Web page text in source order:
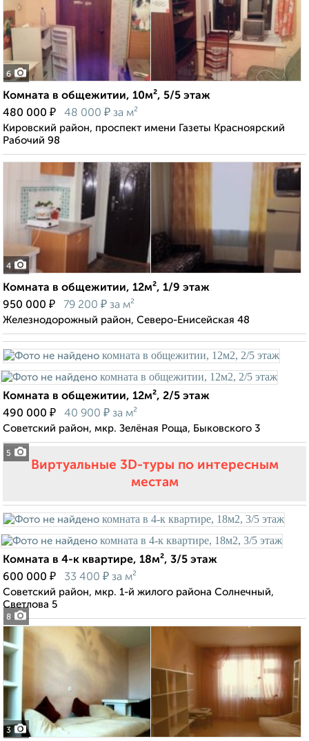
6
Комната в общежитии, 10м², 5/5 этаж
480 000 ₽ 48 000 ₽ за м²
Кировский район, проспект имени Газеты Красноярский
Рабочий 98
4
Комната в общежитии, 12м², 1/9 этаж
950 000 ₽ 79 200 ₽ за м²
Железнодорожный район, Северо-Енисейская 48
5
Комната в общежитии, 12м², 2/5 этаж
490 000 ₽ 40 900 ₽ за м²
Советский район, мкр. Зелёная Роща, Быковского 3
Виртуальные 3D-туры по интересным
местам
8
Комната в 4-к квартире, 18м², 3/5 этаж
600 000 ₽ 33 400 ₽ за м²
Советский район, мкр. 1-й жилого района Солнечный,
Светлова 5
3